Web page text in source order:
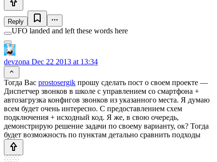
Reply
UFO landed and left these words here
devzona Dec 22 2013 at 13:34
Тогда Вас prostosergik прошу сделать пост о своем проекте —
Диспетчер звонков в школе с управлением со смартфона +
автозагрузка конфигов звонков из указанного места. Я думаю
всем будет очень интересно. С предоставлением схем
подключения + исходный код. Я же, в свою очередь,
демонстрирую решение задачи по своему варианту, ок? Тогда
будет возможность по пунктам детально сравнить подходы